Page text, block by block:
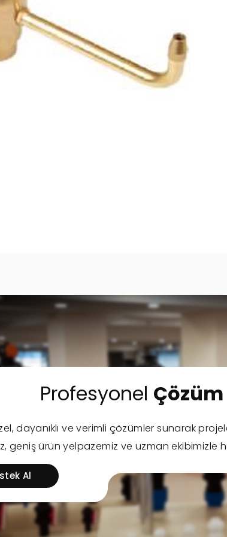
Profesyonel Çözüm
dayanıklı ve verimli çözümler sunarak
geniş ürün yelpazemiz ve uzman ekibimizle
Al